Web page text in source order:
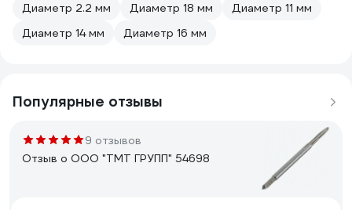
Диаметр 2.2 мм
Диаметр 18 мм
Диаметр 11 мм
Диаметр 14 мм
Диаметр 16 мм
Популярные отзывы
9 отзывов
Отзыв о ООО "ТМТ ГРУПП" 54698